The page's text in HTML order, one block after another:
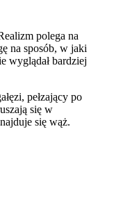
polega na
na sposób, w jaki
wyglądał bardziej
pełzający po
się w
się wąż.